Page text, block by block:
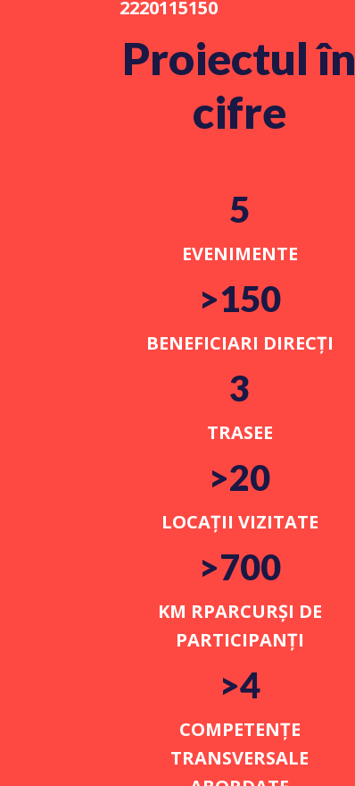
2220115150
Proiectul în
cifre
5
EVENIMENTE
>150
BENEFICIARI DIRECȚI
3
TRASEE
>20
LOCAȚII VIZITATE
>700
KM RPARCURȘI DE
PARTICIPANȚI
>4
COMPETENȚE
TRANSVERSALE